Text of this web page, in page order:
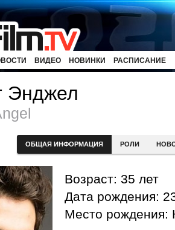
ВИДЕО НОВИНКИ РАСПИСАНИЕ
Энджел
ОБЩАЯ ИНФОРМАЦИЯ РОЛИ
Возраст: 35 лет
Дата рождения:
Место